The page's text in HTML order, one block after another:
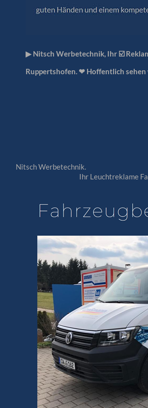
▶︎ Nitsch Werbetechnik, Ihr ☑️
Ruppertshofen. ❤ Hoffentlich
Nitsch Werbetechnik.
Ihr Leuchtreklame